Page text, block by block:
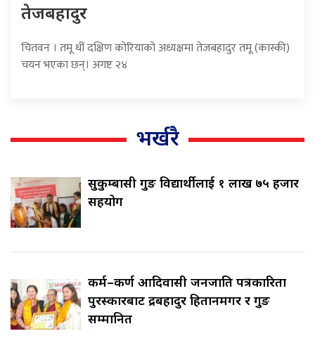
तेजबहादुर
चितवन । तमू धीं दक्षिण कोरियाको अध्यक्षमा तेजबहादुर तमू (कास्की)
चयन भएका छन्। अगष्ट २४
भर्खरै
सुकुम्बासी गुरुङ विद्यार्थीलाई १ लाख ७५ हजार
सहयोग
कर्म–कर्ण आदिवासी जनजाति पत्रकारिता
पुरस्कारबाट रुद्रबहादुर हितानमगर र गुरुङ
सम्मानित